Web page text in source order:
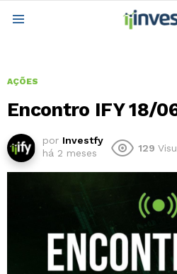
AÇÕES
Encontro IFY 18/
por Investfy
há 2 meses
129